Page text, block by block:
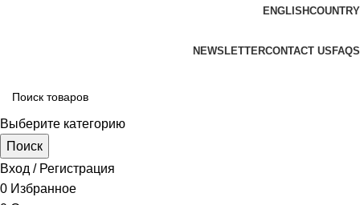
ENGLISHCOUNTRY
NEWSLETTERCONTACT US FAQS
Выберите категорию
Поиск
Вход / Регистрация
0 Избранное